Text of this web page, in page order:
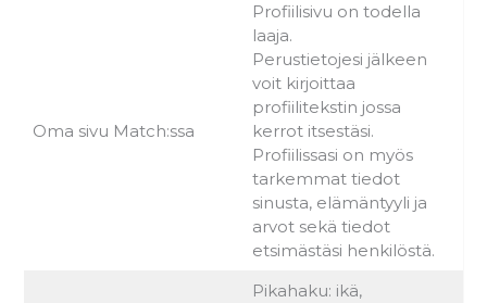
Oma sivu Match:ssa
Profiilisivu on todella
laaja.
Perustietojesi jälkeen
voit kirjoittaa
profiilitekstin jossa
kerrot itsestäsi.
Profiilissasi on myös
tarkemmat tiedot
sinusta, elämäntyyli ja
arvot sekä tiedot
etsimästäsi henkilöstä.
Pikahaku: ikä,